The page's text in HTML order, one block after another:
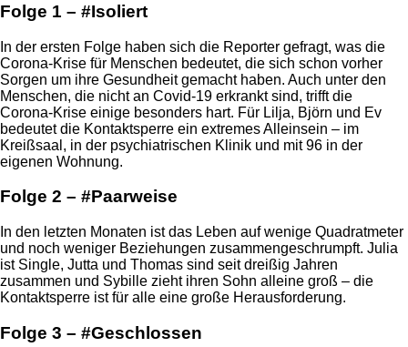
Folge 1 – #Isoliert
In der ersten Folge haben sich die Reporter gefragt, was die
Corona-Krise für Menschen bedeutet, die sich schon vorher
Sorgen um ihre Gesundheit gemacht haben. Auch unter den
Menschen, die nicht an Covid-19 erkrankt sind, trifft die
Corona-Krise einige besonders hart. Für Lilja, Björn und Ev
bedeutet die Kontaktsperre ein extremes Alleinsein – im
Kreißsaal, in der psychiatrischen Klinik und mit 96 in der
eigenen Wohnung.
Folge 2 – #Paarweise
In den letzten Monaten ist das Leben auf wenige Quadratmeter
und noch weniger Beziehungen zusammengeschrumpft. Julia
ist Single, Jutta und Thomas sind seit dreißig Jahren
zusammen und Sybille zieht ihren Sohn alleine groß – die
Kontaktsperre ist für alle eine große Herausforderung.
Folge 3 – #Geschlossen